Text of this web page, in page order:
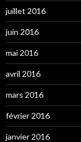
juillet 2016
juin 2016
mai 2016
avril 2016
mars 2016
février 2016
janvier 2016